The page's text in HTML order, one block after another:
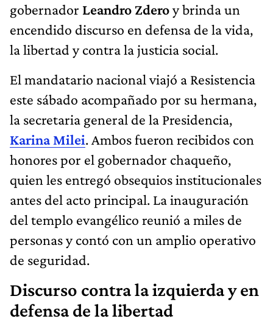
gobernador Leandro Zderoy brinda un
encendido discurso en defensa de la vida,
la libertad y contra la justicia social.
El mandatario nacional viajó a Resistencia
este sábado acompañado por su hermana,
la secretaria general de la Presidencia,
Karina Milei. Ambos fueron recibidos con
honores por el gobernador chaqueño,
quien les entregó obsequios institucionales
antes del acto principal. La inauguración
del templo evangélico reunió a miles de
personas y contó con un amplio operativo
de seguridad.
Discurso contra la izquierda y en
defensa de la libertad